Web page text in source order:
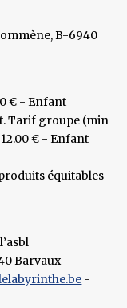
B-6940
€ - Enfant
Tarif groupe (min
€ - Enfant
équitables
Barvaux
-